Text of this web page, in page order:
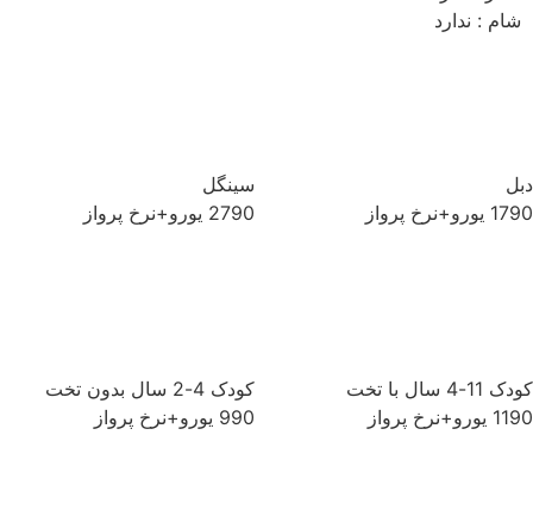
شام : ندارد
پرواز
سینگل
2790 یورو+نرخ پرواز
4 سال با تخت
پرواز
کودک 4-2 سال بدون تخت
990 یورو+نرخ پرواز